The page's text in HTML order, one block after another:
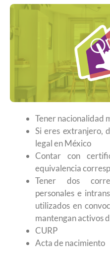
Tener nacionalidad
Si eres extranjero,
legal en México
Contar con
equivalencia
Tener dos
personales e
utilizados en
mantengan activos
CURP
Acta de nacimiento